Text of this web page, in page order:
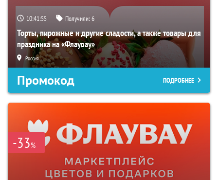
10:41:54 Получили:6
Торты, пирожные и другие сладости, а также товары для
праздника на «Флаувау»
Россия
Промокод ПОДРОБНЕЕ
-33%